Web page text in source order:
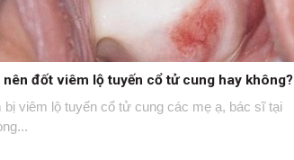
nên đốt viêm lộ tuyến cổ tử cung hay không?
bị viêm lộ tuyến cổ tử cung các mẹ ạ, bác sĩ tại